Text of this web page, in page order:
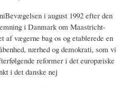
i august 1992 efter den
i Danmark om Maastricht-
af vægerne bag os og etablerede en
nærhed og demokrati, som vi
reformer i det europæiske
i det danske nej